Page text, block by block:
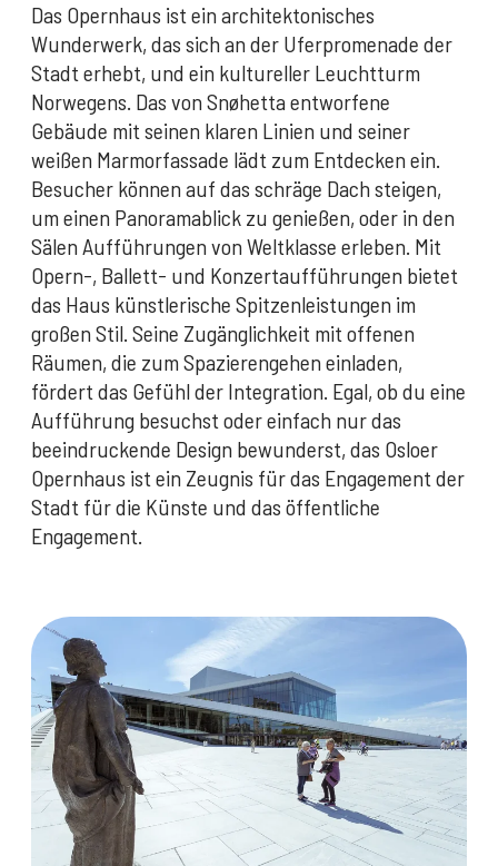
Das Opernhaus ist ein architektonisches
Wunderwerk, das sich an der Uferpromenade der
Stadt erhebt, und ein kultureller Leuchtturm
Norwegens. Das von Snøhetta entworfene
Gebäude mit seinen klaren Linien und seiner
weißen Marmorfassade lädt zum Entdecken ein.
Besucher können auf das schräge Dach steigen,
um einen Panoramablick zu genießen, oder in den
Sälen Aufführungen von Weltklasse erleben. Mit
Opern-, Ballett- und Konzertaufführungen bietet
das Haus künstlerische Spitzenleistungen im
großen Stil. Seine Zugänglichkeit mit offenen
Räumen, die zum Spazierengehen einladen,
fördert das Gefühl der Integration. Egal, ob du eine
Aufführung besuchst oder einfach nur das
beeindruckende Design bewunderst, das Osloer
Opernhaus ist ein Zeugnis für das Engagement der
Stadt für die Künste und das öffentliche
Engagement.